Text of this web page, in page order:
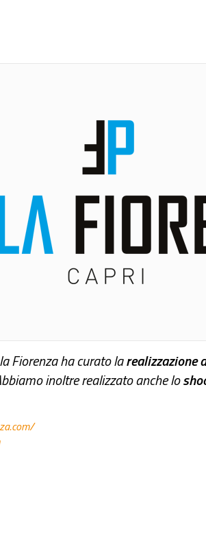
Fiorenza ha curato larealizzazione
inoltre realizzato anche lo